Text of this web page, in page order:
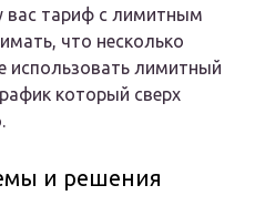
вас тариф с лимитным
что несколько
использовать лимитный
который сверх
и решения